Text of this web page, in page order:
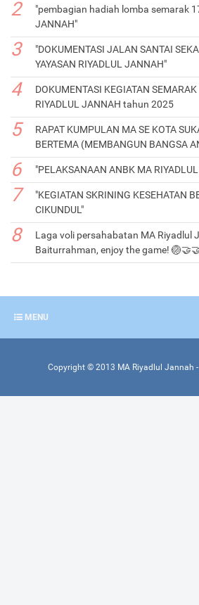
"pembagian hadiah lomba semarak
JANNAH"
"DOKUMENTASI JALAN SANTAI
YAYASAN RIYADLUL JANNAH"
DOKUMENTASI KEGIATAN
RIYADLUL JANNAH tahun 2025
RAPAT KUMPULAN MA SE KOTA
BERTEMA (MEMBANGUN BANGSA
"PELAKSANAAN ANBK MA
"KEGIATAN SKRINING KESEHATAN
CIKUNDUL"
Laga voli persahabatan MA Riyadlul
Baiturrahman, enjoy the game!
MENU
Copyright © 2013 MA Riyadlul Jannah